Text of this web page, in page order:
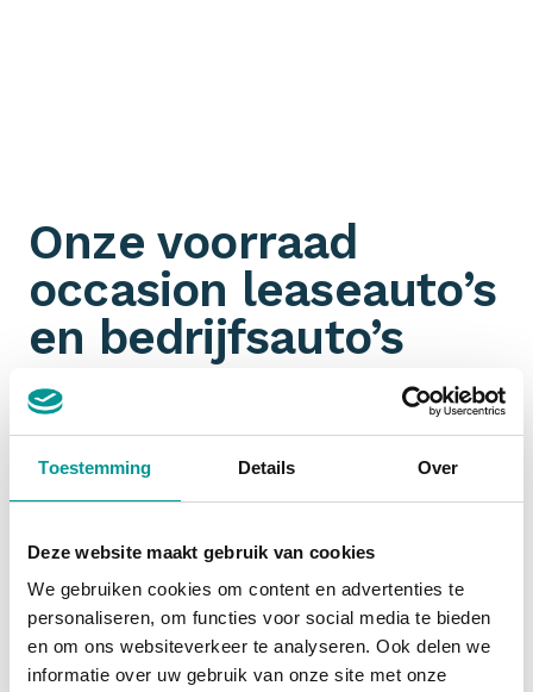
Toestemming Details Over
Deze website maakt gebruik van cookies
We gebruiken cookies om content en advertenties te
personaliseren, om functies voor social media te bieden
en om ons websiteverkeer te analyseren. Ook delen we
informatie over uw gebruik van onze site met onze
Onze voorraad
occasion leaseauto’s
en bedrijfsauto’s
Omdat wij aangesloten zijn bij talloze
partners
hebben wij een ongeëvenaarde voorraad aan jonge
ook nog eens gemakkelijk op
start dus bij De Lease Financier!
Financial lease occasion
Zakelijk een occasionfinancial leasen is slim. De